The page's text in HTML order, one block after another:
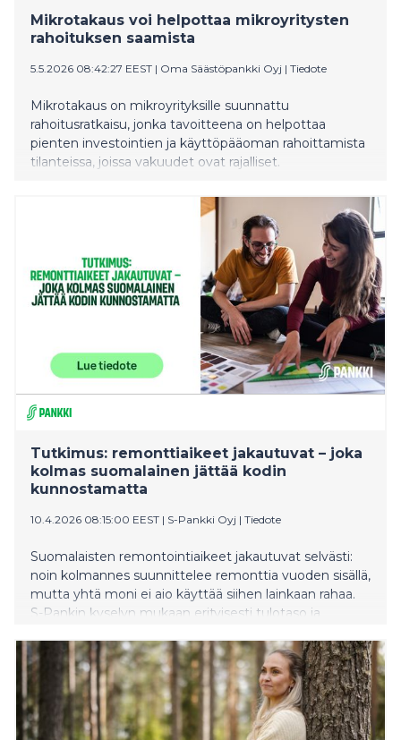
Mikrotakaus voi helpottaa mikroyritysten
rahoituksen saamista
5.5.2026 08:42:27 EEST | Oma Säästöpankki Oyj | Tiedote
Mikrotakaus on mikroyrityksille suunnattu
rahoitusratkaisu, jonka tavoitteena on helpottaa
pienten investointien ja käyttöpääoman rahoittamista
tilanteissa, joissa vakuudet ovat rajalliset.
Tutkimus: remonttiaikeet jakautuvat – joka
kolmas suomalainen jättää kodin
kunnostamatta
10.4.2026 08:15:00 EEST | S-Pankki Oyj | Tiedote
Suomalaisten remontointiaikeet jakautuvat selvästi:
noin kolmannes suunnittelee remonttia vuoden sisällä,
mutta yhtä moni ei aio käyttää siihen lainkaan rahaa.
S-Pankin kyselyn mukaan erityisesti tulotaso ja
kunnostukseen vai lykätäänkö sitä. Remontin
viivästyminen voi kuitenkin kasvattaa kustannuksia
myöhemmin.